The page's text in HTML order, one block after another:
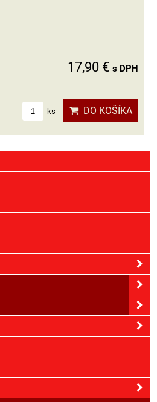
17,90 € s DPH
ks DO KOŠÍKA